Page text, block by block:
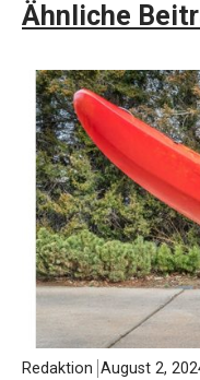
Ähnliche
Redaktion August 2,